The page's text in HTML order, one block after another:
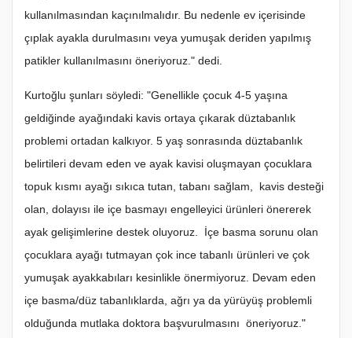
kullanılmasından kaçınılmalıdır. Bu nedenle ev içerisinde
çıplak ayakla durulmasını veya yumuşak deriden yapılmış
patikler kullanılmasını öneriyoruz." dedi.
Kurtoğlu şunları söyledi: "Genellikle çocuk 4-5 yaşına
geldiğinde ayağındaki kavis ortaya çıkarak düztabanlık
problemi ortadan kalkıyor. 5 yaş sonrasında düztabanlık
belirtileri devam eden ve ayak kavisi oluşmayan çocuklara
topuk kısmı ayağı sıkıca tutan, tabanı sağlam, kavis desteği
olan, dolayısı ile içe basmayı engelleyici ürünleri önererek
ayak gelişimlerine destek oluyoruz. İçe basma sorunu olan
çocuklara ayağı tutmayan çok ince tabanlı ürünleri ve çok
yumuşak ayakkabıları kesinlikle önermiyoruz. Devam eden
içe basma/düz tabanlıklarda, ağrı ya da yürüyüş problemli
olduğunda mutlaka doktora başvurulmasını öneriyoruz."